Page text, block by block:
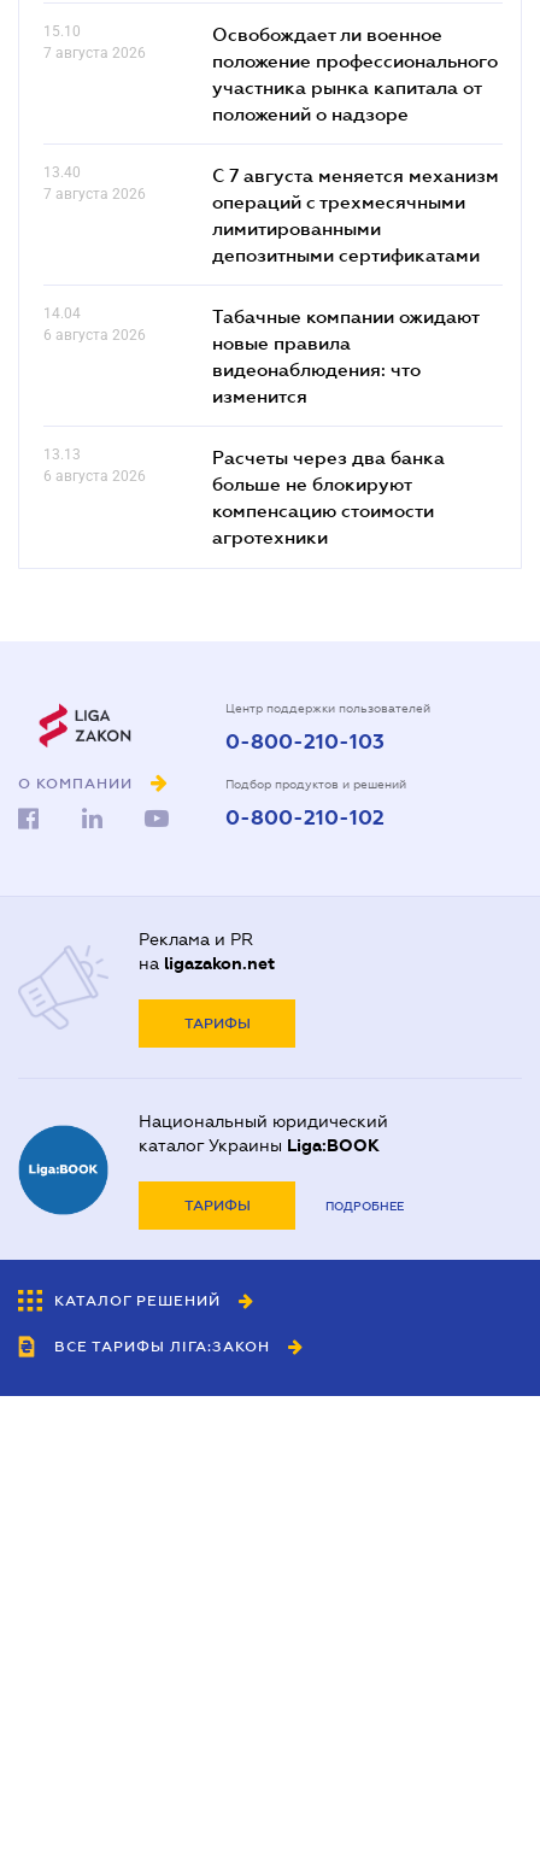
15.10
7 августа 2026
Освобождает ли военное
положение профессионального
участника рынка капитала от
положений о надзоре
13.40
7 августа 2026
С 7 августа меняется механизм
операций с трехмесячными
лимитированными
депозитными сертификатами
14.04
6 августа 2026
Табачные компании ожидают
новые правила
видеонаблюдения: что
изменится
13.13
6 августа 2026
Расчеты через два банка
больше не блокируют
компенсацию стоимости
агротехники
О КОМПАНИИ
Центр поддержки пользователей
0-800-210-103
Подбор продуктов и решений
0-800-210-102
Реклама и PR
на ligazakon.net
ТАРИФЫ
Национальный юридический
каталог Украины Liga:BOOK
ТАРИФЫ ПОДРОБНЕЕ
КАТАЛОГ РЕШЕНИЙ
ВСЕ ТАРИФЫ ЛІГА:ЗАКОН